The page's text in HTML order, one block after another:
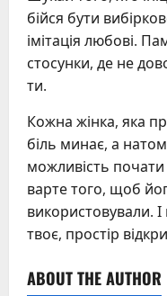
бійся бути
імітація любові.
стосунки, де не
ти.
Кожна жінка, яка
біль минає, а
можливість
варте того, щоб
використовували.
твоє, простір
ABOUT THE AUTHOR